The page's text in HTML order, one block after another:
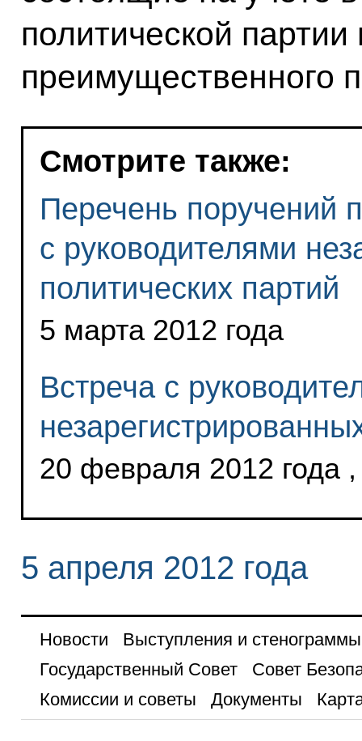
политической
преимущественного
Смотрите также:
Перечень поручений
с руководителями
политических партий
5 марта 2012 года
Встреча с
20 февраля 2012 года
5 апреля 2012 года
Новости
Выступления и стенограммы
Государственный Совет
Совет
Комиссии и советы
Документы